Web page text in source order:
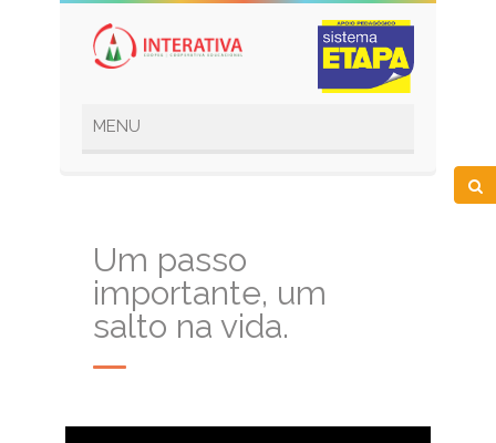
Um passo
importante, um
salto na vida.